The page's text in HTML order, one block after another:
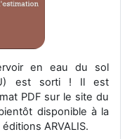
en eau du sol
est sorti ! Il est
PDF sur le site du
disponible à la
ARVALIS.